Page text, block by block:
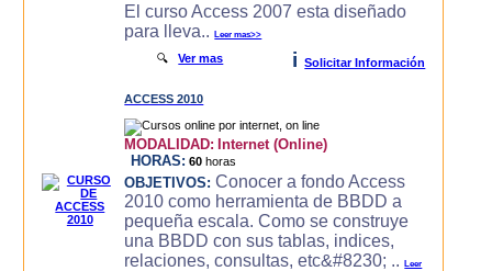
El curso Access 2007 esta diseñado
para lleva..Leer mas>>
🔍Ver mas i Solicitar Información
ACCESS 2010
MODALIDAD: Internet (Online)
HORAS: 60 horas
OBJETIVOS: Conocer a fondo Access
2010 como herramienta de BBDD a
pequeña escala. Como se construye
una BBDD con sus tablas, indices,
relaciones, consultas, etc&#8230; ..Leer